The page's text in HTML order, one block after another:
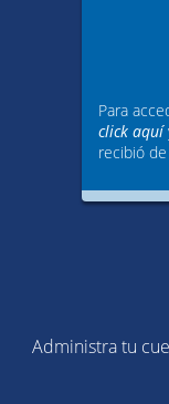
Para
click aquí
recibió
Administra tu